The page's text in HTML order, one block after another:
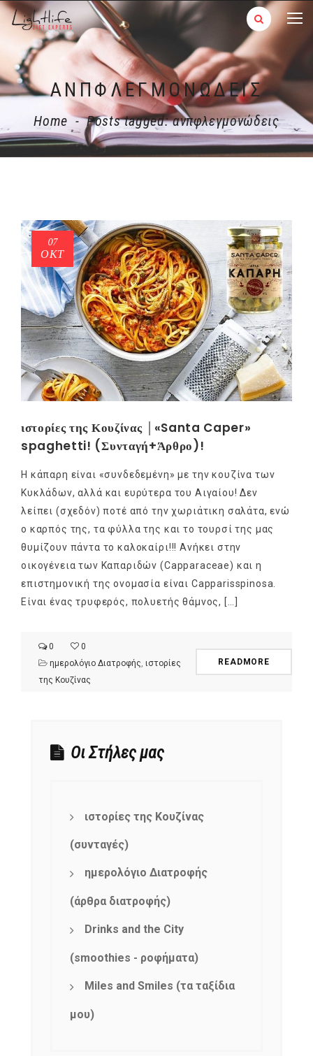
ΑΝΠΦΛΕΓΜΟΝΏΔΕΙΣ
Home - Posts tagged: ανπφλεγμονώδεις
07
ΟΚΤ
ιστορίες της Κουζίνας │«Santa Caper»
spaghetti! (Συνταγή+Άρθρο)!
Η κάπαρη είναι «συνδεδεμένη» με την κουζίνα των
Κυκλάδων, αλλά και ευρύτερα του Αιγαίου! Δεν
λείπει (σχεδόν) ποτέ από την χωριάτικη σαλάτα, ενώ
ο καρπός της, τα φύλλα της και το τουρσί της μας
θυμίζουν πάντα το καλοκαίρι!!! Ανήκει στην
οικογένεια των Καπαριδών (Capparaceae) και η
επιστημονική της ονομασία είναι Capparisspinosa.
Είναι ένας τρυφερός, πολυετής θάμνος, […]
0
0
ημερολόγιο Διατροφής ιστορίες
της Κουζίνας
READMORE
Οι Στήλες μας
ιστορίες της Κουζίνας
(συνταγές)
ημερολόγιο Διατροφής
(άρθρα διατροφής)
Drinks and the City
(smoothies - ροφήματα)
Miles and Smiles (τα ταξίδια
μου)